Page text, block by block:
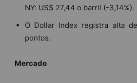
NY: US$ 27,44 o barril (-3,14%).
O Dollar Index registra alta
pontos.
Mercado